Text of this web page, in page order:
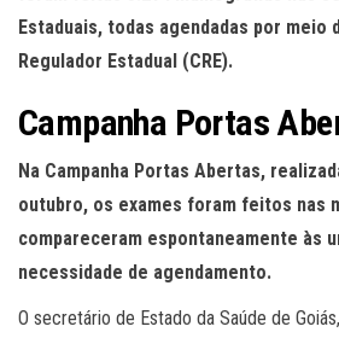
Estaduais, todas agendadas por meio
Regulador Estadual (CRE).
Campanha Portas
Na Campanha Portas Abertas,
outubro, os exames foram feitos nas
compareceram espontaneamente às
necessidade de agendamento.
O secretário de Estado da Saúde de